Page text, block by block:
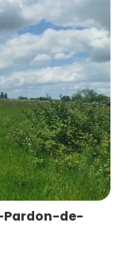
Pardon-de-